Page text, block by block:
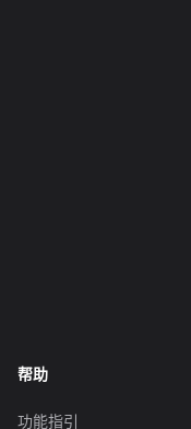
帮助
功能指引